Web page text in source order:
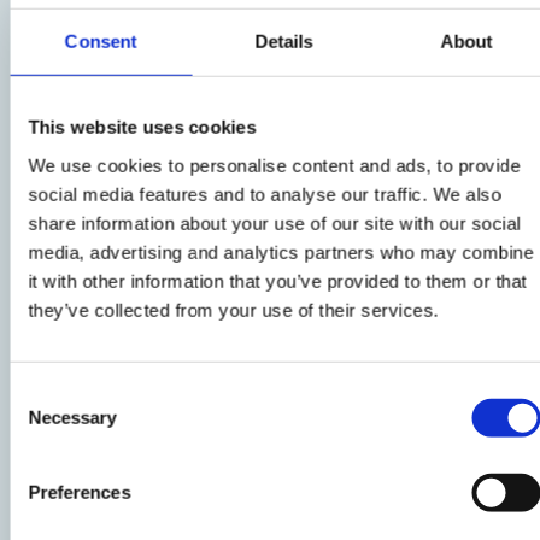
Consent Details About
This website uses cookies
We use cookies to personalise content and ads, to provide
social media features and to analyse our traffic. We also
share information about your use of our site with our social
media, advertising and analytics partners who may combine
it with other information that you’ve provided to them or that
they’ve collected from your use of their services.
Selection
Necessary
Preferences
3
Würfel. Schneiden Sie auch die halbe Zwiebel in
dünne Scheiben und den Feta in Würfel.
4
Stellen Sie jetzt Ihren Salat zusammen: Legen
Sie die frischen Spinatblätter auf den Boden,
fahren Sie mit den Erdbeeren, dem Feta, den
Avocadowürfeln fort.